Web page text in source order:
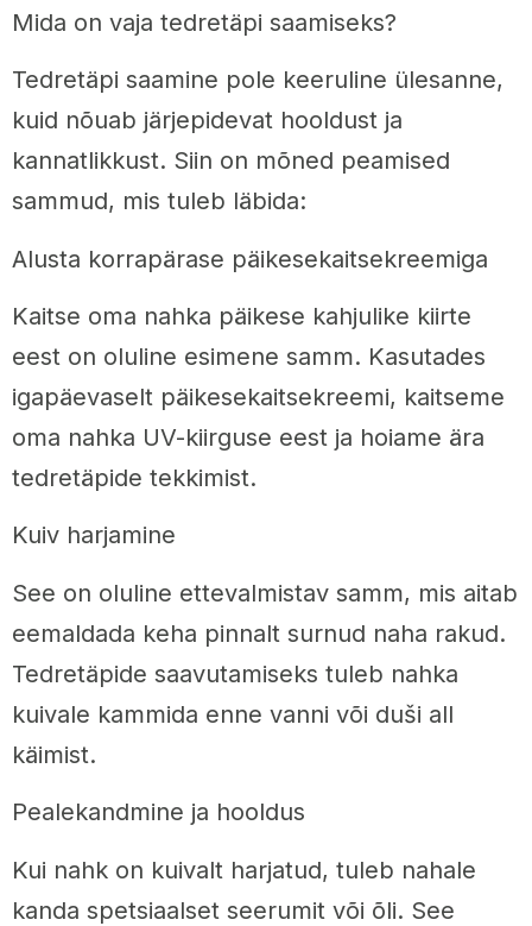
Mida on vaja tedretäpi saamiseks?
Tedretäpi saamine pole keeruline ülesanne,
kuid nõuab järjepidevat hooldust ja
kannatlikkust. Siin on mõned peamised
sammud, mis tuleb läbida:
Alusta korrapärase päikesekaitsekreemiga
Kaitse oma nahka päikese kahjulike kiirte
eest on oluline esimene samm. Kasutades
igapäevaselt päikesekaitsekreemi, kaitseme
oma nahka UV-kiirguse eest ja hoiame ära
tedretäpide tekkimist.
Kuiv harjamine
See on oluline ettevalmistav samm, mis aitab
eemaldada keha pinnalt surnud naha rakud.
Tedretäpide saavutamiseks tuleb nahka
kuivale kammida enne vanni või duši all
käimist.
Pealekandmine ja hooldus
Kui nahk on kuivalt harjatud, tuleb nahale
kanda spetsiaalset seerumit või õli. See